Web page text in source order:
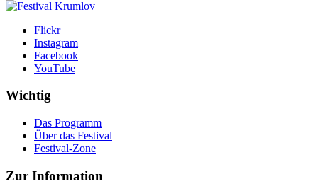
Flickr
Instagram
Facebook
YouTube
Wichtig
Das Programm
Über das Festival
Festival-Zone
Zur Information